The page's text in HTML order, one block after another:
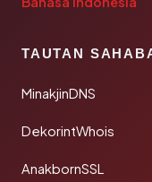
TAUTAN
MinakjinDNS
DekorintWhois
AnakbornSSL